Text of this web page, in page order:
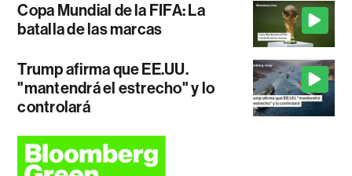
Copa Mundial de la FIFA: La
batalla de las marcas
Trump afirma que EE.UU.
"mantendrá el estrecho" y lo
controlará